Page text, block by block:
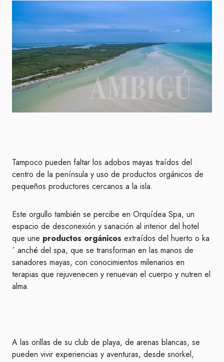
Tampoco pueden faltar los adobos mayas traídos del
centro de la península y uso de productos orgánicos de
pequeños productores cercanos a la isla.
Este orgullo también se percibe en Orquídea Spa, un
espacio de desconexión y sanación al interior del hotel
que une productos orgánicos extraídos del huerto o ka
´ anché del spa, que se transforman en las manos de
sanadores mayas, con conocimientos milenarios en
terapias que rejuvenecen y renuevan el cuerpo y nutren el
alma.
A las orillas de su club de playa, de arenas blancas, se
pueden vivir experiencias y aventuras, desde snorkel,